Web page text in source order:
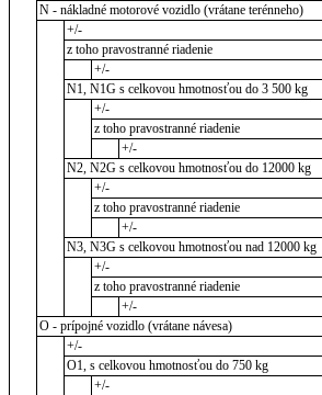
N - nákladné motorové vozidlo (vrátane terénneho)
+/-
z toho pravostranné riadenie
+/-
N1, N1G s celkovou hmotnosťou do 3 500 kg
+/-
z toho pravostranné riadenie
+/-
N2, N2G s celkovou hmotnosťou do 12000 kg
+/-
z toho pravostranné riadenie
+/-
N3, N3G s celkovou hmotnosťou nad 12000 kg
+/-
z toho pravostranné riadenie
+/-
O - prípojné vozidlo (vrátane návesa)
+/-
O1, s celkovou hmotnosťou do 750 kg
+/-